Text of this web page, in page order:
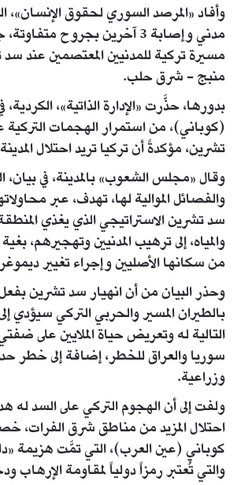
وأفاد «المرصد السوري لحقوق الإنسان»،
مدني وإصابة 3 آخرين بجروح
مسيرة تركية للمدنيين المعتصمين عند
منبج - شرق حلب.
بدورها، حذَّرت «الإدارة الذاتية»،
(كوباني)، من استمرار الهجمات
تشرين، مؤكدةً أن تركيا تريد احتلال
وقال «مجلس الشعوب» بالمدينة، في بيان،
والفصائل الموالية لها، تهدف، عبر
سد تشرين الاستراتيجي الذي يغذي
والمياه، إلى ترهيب المدنيين وتهجيرهم،
من سكانها الأصليين وإجراء تغيير
وحذر البيان من أن انهيار سد تشرين
بالطيران المسير والحربي التركي سيؤدي
التالية له وتعريض حياة الملايين على
سوريا والعراق للخطر، إضافة إلى خطر
وزراعية.
ولفت إلى أن الهجوم التركي على السد له
احتلال المزيد من مناطق شرق الفرات،
كوباني (عين العرب)، التي تمَّت هزيمة
والتي تُعتبر رمزاً دولياً لمقاومة الإرهاب